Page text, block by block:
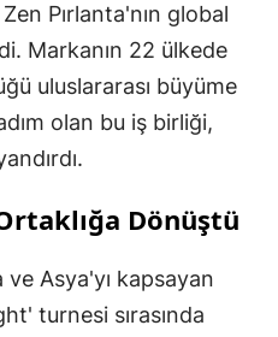
Pırlanta'nın global
Markanın 22 ülkede
uluslararası büyüme
olan bu iş birliği,
Dönüştü
Asya'yı kapsayan
turnesi sırasında